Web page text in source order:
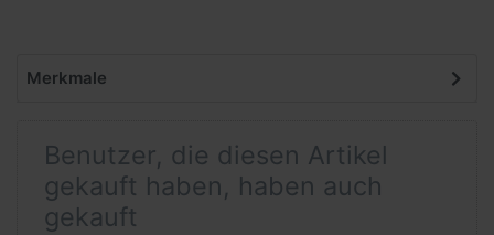
Merkmale
Benutzer, die diesen Artikel
gekauft haben, haben auch
gekauft